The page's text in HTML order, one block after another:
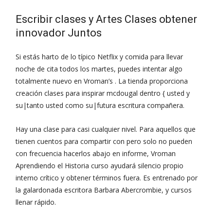
Escribir clases y Artes Clases obtener
innovador Juntos
Si estás harto de lo típico Netflix y comida para llevar
noche de cita todos los martes, puedes intentar algo
totalmente nuevo en Vroman’s . La tienda proporciona
creación clases para inspirar mcdougal dentro { usted y
su|tanto usted como su|futura escritura compañera.
Hay una clase para casi cualquier nivel. Para aquellos que
tienen cuentos para compartir con pero solo no pueden
con frecuencia hacerlos abajo en informe, Vroman
Aprendiendo el Historia curso ayudará silencio propio
interno crítico y obtener términos fuera. Es entrenado por
la galardonada escritora Barbara Abercrombie, y cursos
llenar rápido.